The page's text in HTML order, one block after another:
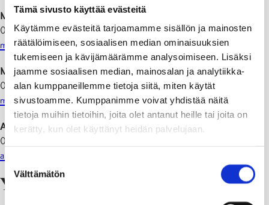
Tämä sivusto käyttää evästeitä
Käytämme evästeitä tarjoamamme sisällön ja mainosten
räätälöimiseen, sosiaalisen median ominaisuuksien
tukemiseen ja kävijämäärämme analysoimiseen. Lisäksi
jaamme sosiaalisen median, mainosalan ja analytiikka-
alan kumppaneillemme tietoja siitä, miten käytät
sivustoamme. Kumppanimme voivat yhdistää näitä
tietoja muihin tietoihin, joita olet antanut heille tai joita on
kerätty, kun olet käyttänyt heidän palvelujaan.
Suostumuksen
valinta
Välttämätön
Martin Nybom
019 289 2218
martin.nybom@raasepori.fi
Majvor Öster
019 289 2226
majvor.oster@raasepori.fi
Anni Kaukoranta
019 289 2385
anni.kaukoranta@raasepori.fi
Yritystontit